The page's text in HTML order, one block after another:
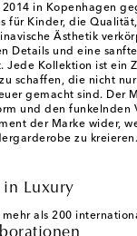
2014 in Kopenhagen
für Kinder, die
Ästhetik
Details und eine
Jede Kollektion ist ein
schaffen, die nicht
gemacht sind. Der
und den funkelnden
der Marke wider,
zu kreieren.
in Luxury
als 200